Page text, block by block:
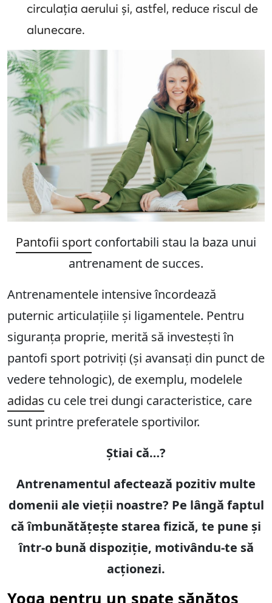
circulația aerului și, astfel, reduce riscul de
alunecare.
Pantofii sport confortabili stau la baza unui
antrenament de succes.
Antrenamentele intensive încordează
puternic articulațiile și ligamentele. Pentru
siguranța proprie, merită să investești în
pantofi sport potriviți (și avansați din punct de
vedere tehnologic), de exemplu, modelele
adidas cu cele trei dungi caracteristice, care
sunt printre preferatele sportivilor.
Știai că…?
Antrenamentul afectează pozitiv multe
domenii ale vieții noastre? Pe lângă faptul
că îmbunătățește starea fizică, te pune și
într-o bună dispoziție, motivându-te să
acționezi.
Yoga pentru un spate sănătos